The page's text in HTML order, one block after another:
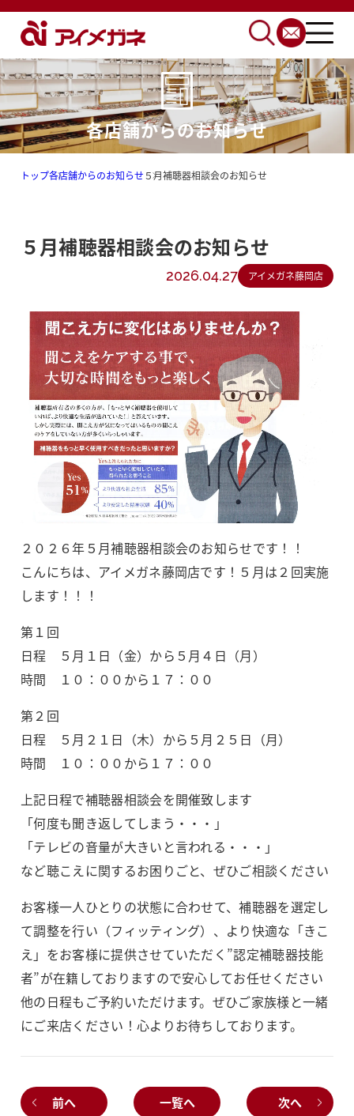
各店舗からのお知らせ
トップ各店舗からのお知らせ５月補聴器相談会のお知らせ
５月補聴器相談会のお知らせ
2026.04.27 アイメガネ藤岡店
２０２６年５月補聴器相談会のお知らせです！！
こんにちは、アイメガネ藤岡店です！５月は２回実施
します！！！
第１回
日程 ５月１日（金）から５月４日（月）
時間 １０：００から１７：００
第２回
日程 ５月２１日（木）から５月２５日（月）
時間 １０：００から１７：００
上記日程で補聴器相談会を開催致します
「何度も聞き返してしまう・・・」
「テレビの音量が大きいと言われる・・・」
など聴こえに関するお困りごと、ぜひご相談ください
お客様一人ひとりの状態に合わせて、補聴器を選定し
て調整を行い（フィッティング）、より快適な「きこ
え」をお客様に提供させていただく”認定補聴器技能
者”が在籍しておりますので安心してお任せください
他の日程もご予約いただけます。ぜひご家族様と一緒
にご来店ください！心よりお待ちしております。
前へ 一覧へ 次へ